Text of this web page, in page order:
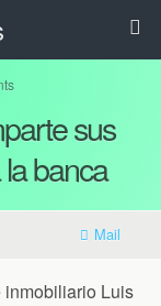
sus
banca
Mail
inmobiliario Luis